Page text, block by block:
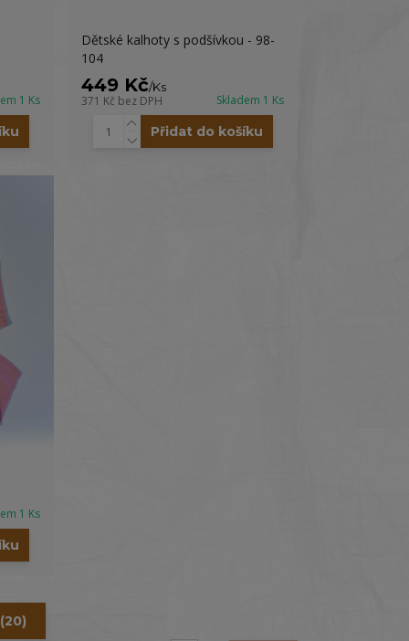
1 Ks
Dětské kalhoty s podšívkou - 98-
104
449 Kč/Ks
371 Kč bez DPH Skladem 1 Ks
Přidat do košíku
1 Ks